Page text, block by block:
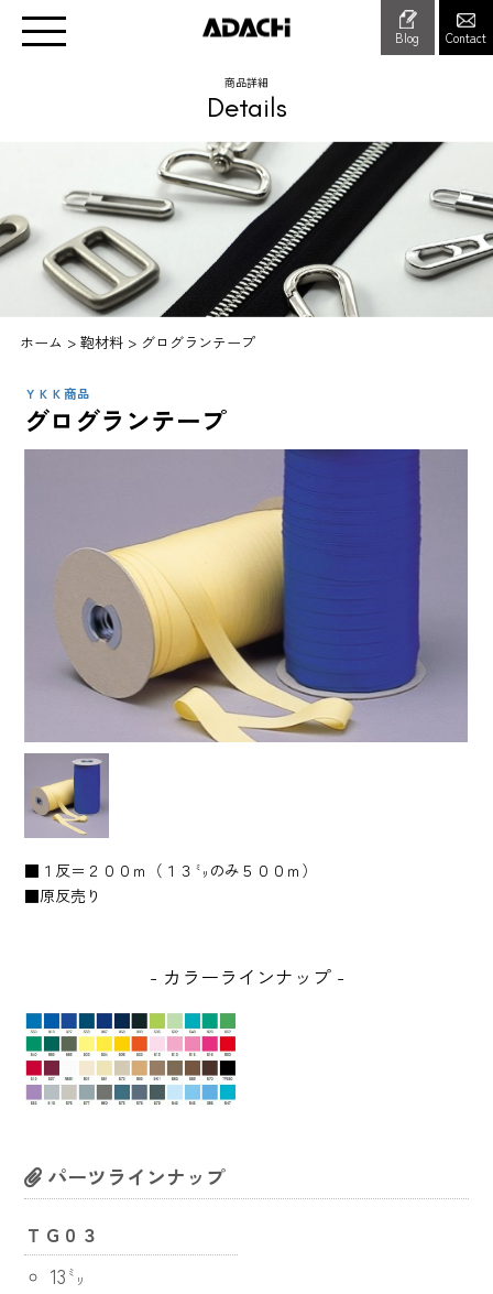
Blog Contact
商品詳細
Details
ホーム > 鞄材料> グログランテープ
ＹＫＫ商品
グログランテープ
■１反＝２００ｍ（１３㍉のみ５００ｍ）
■原反売り
カラーラインナップ
パーツラインナップ
ＴＧ０３
13㍉